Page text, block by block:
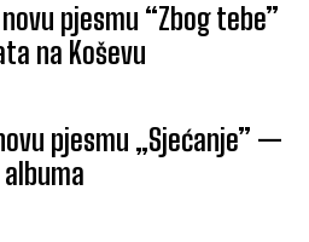
pjesmu “Zbog tebe”
na Koševu
pjesmu „Sjećanje” —